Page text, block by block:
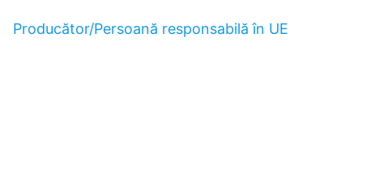
Producător/Persoană responsabilă în UE